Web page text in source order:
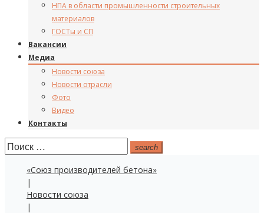
НПА в области промышленности строительных
материалов
ГОСТы и СП
Вакансии
Медиа
Новости союза
Новости отрасли
Фото
Видео
Контакты
Поиск: search
«Союз производителей бетона»
|
Новости союза
|